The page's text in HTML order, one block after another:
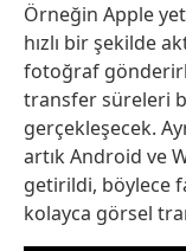
Örneğin Apple
hızlı bir şekilde
fotoğraf
transfer süreleri
gerçekleşecek.
artık Android ve
getirildi, böylece
kolayca görsel